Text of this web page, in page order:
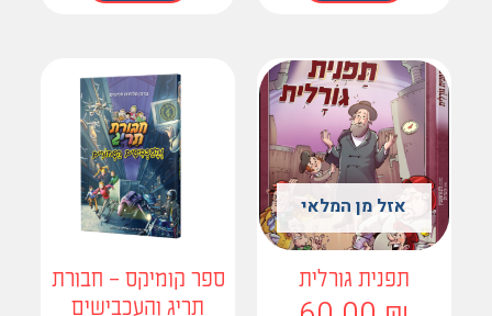
אזל מן המלאי
תפנית גורלית
ספר קומיקס – חבורת
תריג והעכבישים